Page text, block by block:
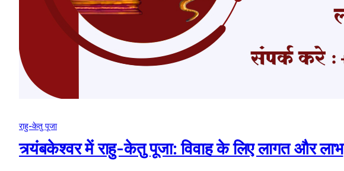
राहु-केतु पूजा
त्र्यंबकेश्वर में राहु-केतु पूजा: विवाह के लिए लागत और लाभ